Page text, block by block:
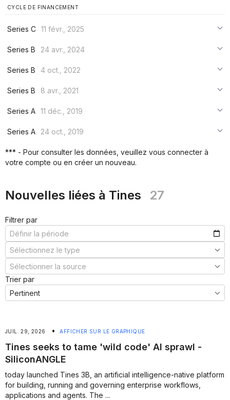
CYCLE DE FINANCEMENT
Series C 11 févr., 2025
***
Series B
24 avr., 2024
***
Series B
4 oct., 2022
***
Series B
8 avr., 2021
***
Series A 11 déc., 2019
***
Series A
24 oct., 2019
*** - Pour consulter les données, veuillez vous connecter à
votre compte ou en créer un nouveau.
Nouvelles liées à Tines 27
Filtrer par
Trier par
JUIL. 29, 2026 • AFFICHER SUR LE GRAPHIQUE
Tines seeks to tame 'wild code' AI sprawl -
SiliconANGLE
today launched Tines 3B, an artificial intelligence-native platform
for building, running and governing enterprise workflows,
applications and agents. The ...